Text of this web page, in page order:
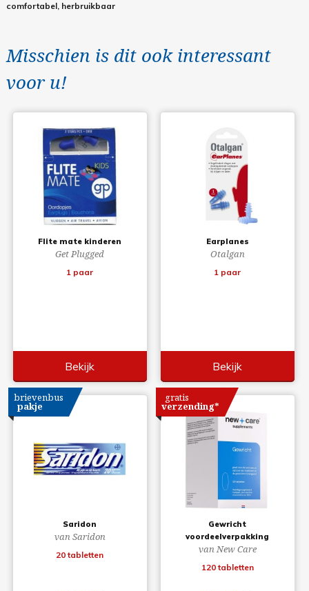
comfortabel, herbruikbaar
Misschien is dit ook interessant
voor u!
Flite mate kinderen
Get Plugged
1 paar
Bekijk
Earplanes
Otalgan
1 paar
Bekijk
Saridon
van Saridon
20 tabletten
brievenbus
pakje
Gewricht
voordeelverpakking
van New Care
120 tabletten
gratis
verzending*